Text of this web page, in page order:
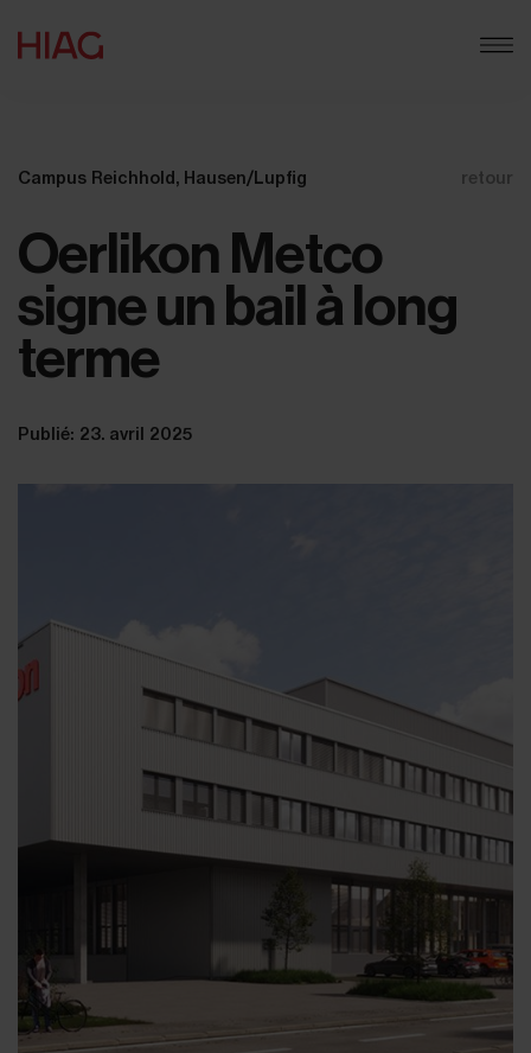
Campus Reichhold, Hausen/Lupfig retour
Oerlikon Metco
signe un bail à long
terme
Publié: 23. avril 2025